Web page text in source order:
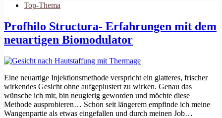
Top-Thema
Profhilo Structura- Erfahrungen mit dem
neuartigen Biomodulator
Eine neuartige Injektionsmethode verspricht ein glatteres, frischer
wirkendes Gesicht ohne aufgeplustert zu wirken. Genau das
wünsche ich mir, bin neugierig geworden und möchte diese
Methode ausprobieren… Schon seit längerem empfinde ich meine
Wangenpartie als etwas eingefallen und durch meinen Job…